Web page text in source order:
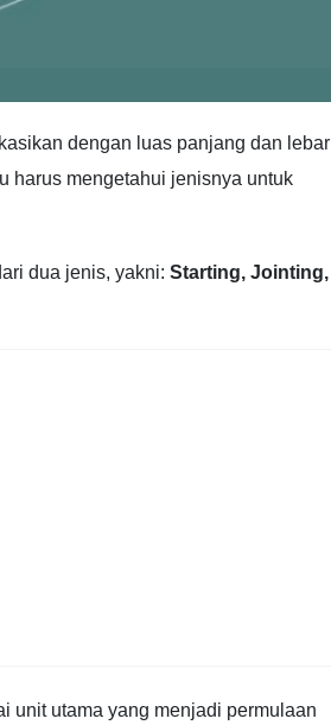
dengan luas panjang dan lebar
harus mengetahui jenisnya untuk
dua jenis, yakni: Starting, Jointing,
unit utama yang menjadi permulaan